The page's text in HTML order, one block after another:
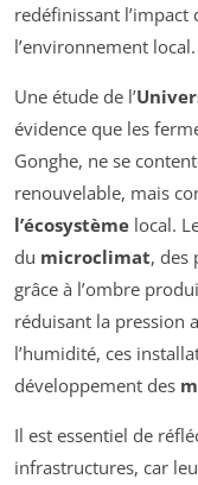
redéfinissant
l’environnement local.
Une étude de l’
évidence que les
Gonghe, ne se
renouvelable, mais
l’écosystème local.
du microclimat, des
grâce à l’ombre
réduisant la pression
l’humidité, ces
développement des
Il est essentiel de
infrastructures, car